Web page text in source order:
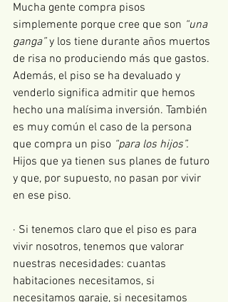
Mucha gente compra pisos
simplemente porque cree que son “una
ganga” y los tiene durante años muertos
de risa no produciendo más que gastos.
Además, el piso se ha devaluado y
venderlo significa admitir que hemos
hecho una malísima inversión. También
es muy común el caso de la persona
que compra un piso “para los hijos”.
Hijos que ya tienen sus planes de futuro
y que, por supuesto, no pasan por vivir
en ese piso.
· Si tenemos claro que el piso es para
vivir nosotros, tenemos que valorar
nuestras necesidades: cuantas
habitaciones necesitamos, si
necesitamos garaje, si necesitamos